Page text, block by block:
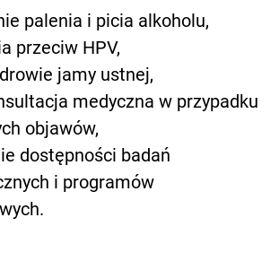
palenia i picia alkoholu,
przeciw HPV,
jamy ustnej,
medyczna w przypadku
objawów,
dostępności badań
i programów